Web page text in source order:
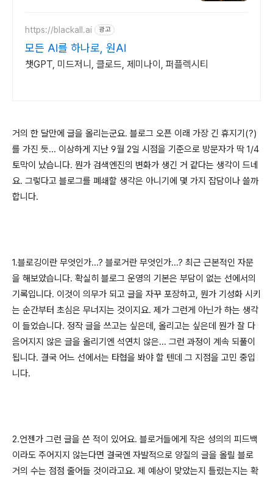
https://blackall.ai 광고
모든 AI를 하나로, 원AI
챗GPT, 미드저니, 클로드, 제미나이, 퍼플렉시티
거의 한 달만에 글을 올리는군요. 블로그 오픈 이래 가장 긴 휴지기(?)
를 가진 듯... 이상하게 지난 9월 2일 시점을 기준으로 방문자가 딱 1/4
토막이 났습니다. 뭔가 검색엔진의 변화가 생긴 거 같다는 생각이 드네
요. 그렇다고 블로그를 폐쇄할 생각은 아니기에 몇 가지 잡담이나 쓸까
합니다.
1.블로깅이란 무엇인가...? 블로거란 무엇인가...? 최근 근본적인 자문
을 해보았습니다. 확실히 블로그 운영의 기본은 부담이 없는 선에서의
기록입니다. 이것이 의무가 되고 글을 자꾸 포장하고, 뭔가 기성화 시키
는 순간부터 초심은 무너지는 것이지요. 제가 그런게 아닌가 하는 생각
이 들었습니다. 정작 글을 쓰고는 싶은데, 올리고는 싶은데 뭔가 잘 다
음어지지 않은 글을 올리기엔 석연치 않은... 그런 과정이 계속 되풀이
됩니다. 결국 어느 선에서는 타협을 봐야 할 텐데 그 지점을 고민 중입
니다.
2.언젠가 그런 글을 쓴 적이 있어요. 블로거들에게 작은 성의의 피드백
이라도 주어지지 않는다면 결국엔 자발적으로 양질의 글을 올릴 블로
거의 수는 점점 줄어들 것이라고요. 제 예상이 맞았는지 틀렸는지는 확